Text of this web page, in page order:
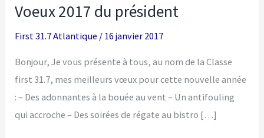
Voeux 2017 du président
First 31.7 Atlantique / 16 janvier 2017
Bonjour, Je vous présente à tous, au nom de la Classe
first 31.7, mes meilleurs vœux pour cette nouvelle année
: – Des adonnantes à la bouée au vent – Un antifouling
qui accroche – Des soirées de régate au bistro […]